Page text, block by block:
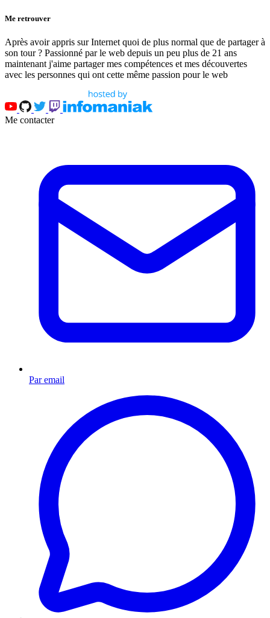
Me retrouver
Après avoir appris sur Internet quoi de plus normal que de partager à
son tour ? Passionné par le web depuis un peu plus de 21 ans
maintenant j'aime partager mes compétences et mes découvertes
avec les personnes qui ont cette même passion pour le web
Me contacter
Par email